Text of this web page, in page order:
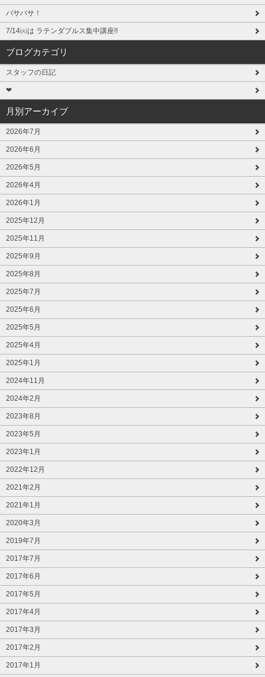
バサバサ！
7/14㈫は ラテンダブルス集中講座!!
ブログカテゴリ
スタッフの日記
❤
月別アーカイブ
2026年7月
2026年6月
2026年5月
2026年4月
2026年1月
2025年12月
2025年11月
2025年9月
2025年8月
2025年7月
2025年6月
2025年5月
2025年4月
2025年1月
2024年11月
2024年2月
2023年8月
2023年5月
2023年1月
2022年12月
2021年2月
2021年1月
2020年3月
2019年7月
2017年7月
2017年6月
2017年5月
2017年4月
2017年3月
2017年2月
2017年1月